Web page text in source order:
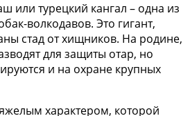
или турецкий кангал – одна из
волкодавов. Это гигант,
стад от хищников. На родине,
для защиты отар, но
и на охране крупных
характером, которой